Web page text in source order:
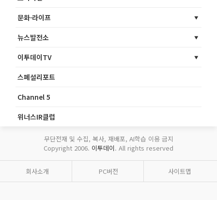
문화·라이프
뉴스발전소
이투데이TV
스페셜리포트
Channel 5
위너스IR클럽
무단전재 및 수집, 복사, 재배포, AI학습 이용 금지
Copyright 2006. 이투데이. All rights reserved
회사소개 PC버전 사이트맵